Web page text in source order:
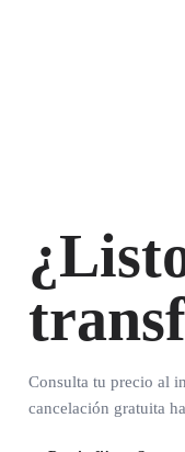
Consulta tu precio al
cancelación gratuita